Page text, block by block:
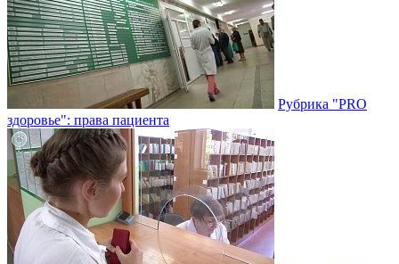
Рубрика "PRO
здоровье": права пациента